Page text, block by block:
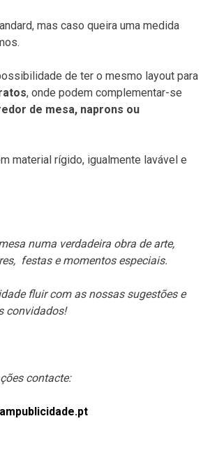
mas caso queira uma medida
de ter o mesmo layout para
, onde podem complementar-se
de mesa, naprons ou
material rígido, igualmente lavável e
numa verdadeira obra de arte,
festas e momentos especiais.
fluir com as nossas sugestões e
convidados!
contacte: